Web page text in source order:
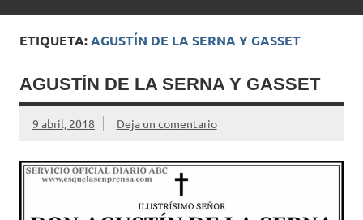
ETIQUETA:AGUSTÍN DE LA SERNA Y GASSET
AGUSTÍN DE LA SERNA Y GASSET
9 abril, 2018 Deja un comentario